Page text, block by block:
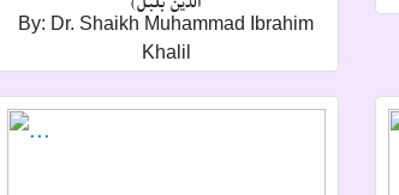
By: Dr. Shaikh Muhammad Ibrahim
Khalil